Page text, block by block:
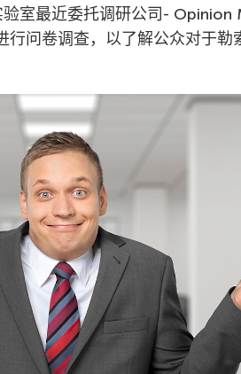
室最近委托调研公司- Opinion
问卷调查，以了解公众对于勒